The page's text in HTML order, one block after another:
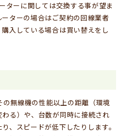
ターに関しては交換する事が望ま
ターの場合はご契約の回線業者
入している場合は買い替えをし
無線機の性能以上の距離（環境
る）や、台数が同時に接続され
、スピードが低下したりします。